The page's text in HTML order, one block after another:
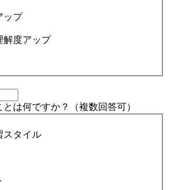
ップ
解度アップ
は何ですか？（複数回答可）
スタイル